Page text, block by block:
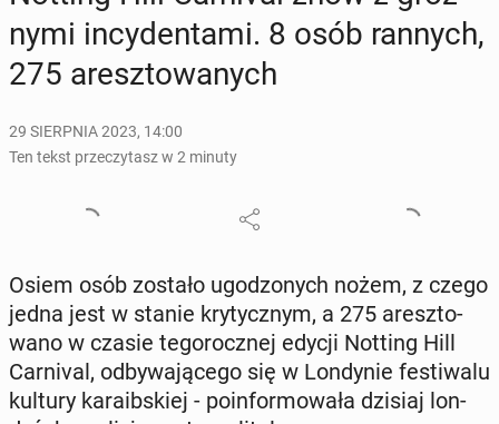
ny­mi in­cy­den­ta­mi. 8 osób rannych,
275 aresz­to­wa­nych
29 SIERPNIA 2023, 14:00
Ten tekst przeczytasz w 2 minuty
Osiem osób zostało ugo­dzo­nych nożem, z czego
jedna jest w stanie kry­tycz­nym, a 275 aresz­to­
wa­no w czasie te­go­rocz­nej edycji Notting Hill
Car­ni­val, od­by­wa­ją­ce­go się w Lon­dy­nie fe­sti­wa­lu
kultury ka­ra­ib­skiej - po­in­for­mo­wa­ła dzisiaj lon­